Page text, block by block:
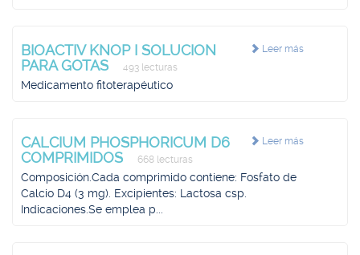
Leer más
BIOACTIV KNOP I SOLUCION
PARA GOTAS
493 lecturas
Medicamento fitoterapéutico
Leer más
CALCIUM PHOSPHORICUM D6
COMPRIMIDOS
668 lecturas
Composición.Cada comprimido contiene: Fosfato de
Calcio D4 (3 mg). Excipientes: Lactosa csp.
Indicaciones.Se emplea p...